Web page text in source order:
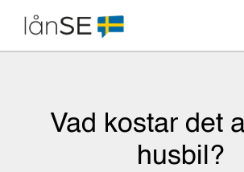
content
Vad kostar det
husbil?